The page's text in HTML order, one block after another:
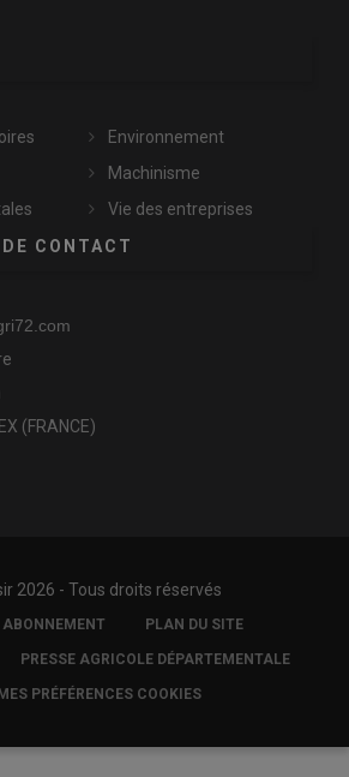
Environnement
Machinisme
Vie des entreprises
CONTACT
(FRANCE)
2026 - Tous droits réservés
ABONNEMENT PLAN DU SITE
PRESSE AGRICOLE DÉPARTEMENTALE
PRÉFÉRENCES COOKIES